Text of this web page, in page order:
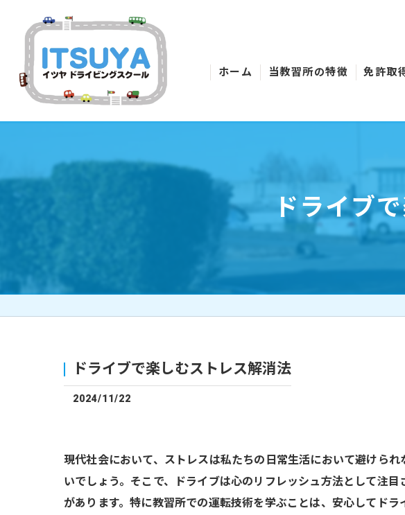
ホーム 当教習所の特徴 免許取
ドライブ
ドライブで楽しむストレス解消法
2024/11/22
現代社会において、ストレスは私たちの日常生活において避けら
いでしょう。そこで、ドライブは心のリフレッシュ方法として注
があります。特に教習所での運転技術を学ぶことは、安心してド